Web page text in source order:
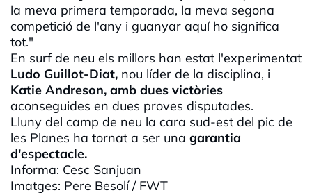
la meva primera temporada, la meva segona
competició de l'any i guanyar aquí ho significa
tot."
En surf de neu els millors han estat l'experimentat
Ludo Guillot-Diat, nou líder de la disciplina, i
Katie Andreson, amb dues victòries
aconseguides en dues proves disputades.
Lluny del camp de neu la cara sud-est del pic de
les Planes ha tornat a ser una garantia
d'espectacle.
Informa: Cesc Sanjuan
Imatges: Pere Besolí / FWT